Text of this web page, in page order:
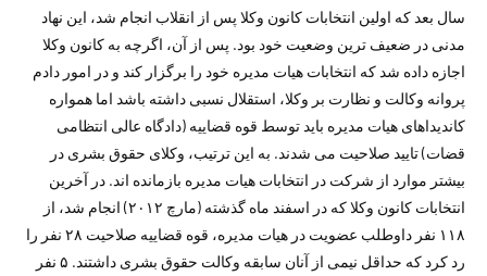
سال بعد که اولین انتخابات کانون وکلا پس از انقلاب انجام شد، این نهاد
مدنی در ضعیف ترین وضعیت خود بود. پس از آن، اگرچه به کانون وکلا
اجازه داده شد که انتخابات هیات مدیره خود را برگزار کند و در امور دادم
پروانه وکالت و نظارت بر وکلا، استقلال نسبی داشته باشد اما همواره
کاندیداهای هیات مدیره باید توسط قوه قضاییه (دادگاه عالی انتظامی
قضات) تایید صلاحیت می شدند. به این ترتیب، وکلای حقوق بشری در
بیشتر موارد از شرکت در انتخابات هیات مدیره بازمانده اند. در آخرین
انتخابات کانون وکلا که در اسفند ماه گذشته (مارچ ۲۰۱۲) انجام شد، از
۱۱۸ نفر داوطلب عضویت در هیات مدیره، قوه قضاییه صلاحیت ۲۸ نفر را
رد کرد که حداقل نیمی از آنان سابقه وکالت حقوق بشری داشتند. ۵ نفر